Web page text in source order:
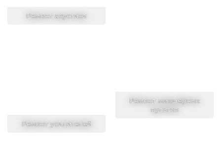
Ремонт акустики
Ремонт усилителей
Ремонт микшерных
пультов